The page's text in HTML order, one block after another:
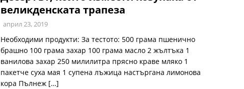
великденската трапеза
април 23, 2019
Необходими продукти: За тестото: 500 грама пшенично
брашно 100 грама захар 100 грама масло 2 жълтъка 1
ванилова захар 250 милилитра прясно краве мляко 1
пакетче суха мая 1 супена лъжица настъргана лимонова
кора Пълнеж […]